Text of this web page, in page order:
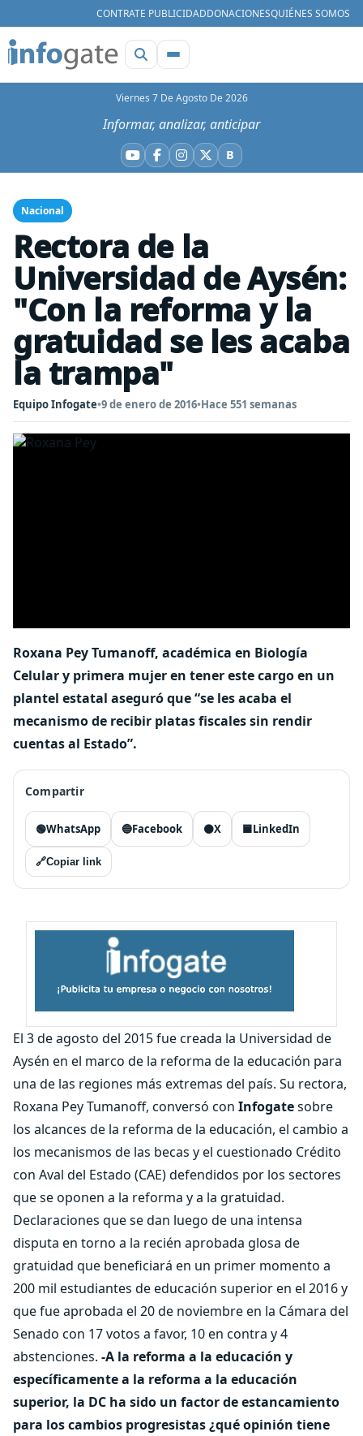
CONTRATE PUBLICIDADDONACIONESQUIÉNES SOMOS
Viernes 7 De Agosto De 2026
Informar, analizar, anticipar
YouTube
Facebook
Instagram
X BBluesky
Nacional
Rectora de la
Universidad de Aysén:
"Con la reforma y la
gratuidad se les acaba
la trampa"
Equipo Infogate•9 de enero de 2016•Hace 551 semanas
Roxana Pey Tumanoff, académica en Biología
Celular y primera mujer en tener este cargo en un
plantel estatal aseguró que “se les acaba el
mecanismo de recibir platas fiscales sin rendir
cuentas al Estado”.
Compartir
🟢WhatsApp 🔵Facebook ⚫X 🟦LinkedIn
🔗Copiar link
El 3 de agosto del 2015 fue creada la Universidad de
Aysén en el marco de la reforma de la educación para
una de las regiones más extremas del país. Su rectora,
Roxana Pey Tumanoff, conversó con Infogatesobre
los alcances de la reforma de la educación, el cambio a
los mecanismos de las becas y el cuestionado Crédito
con Aval del Estado (CAE) defendidos por los sectores
que se oponen a la reforma y a la gratuidad.
Declaraciones que se dan luego de una intensa
disputa en torno a la recién aprobada glosa de
gratuidad que beneficiará en un primer momento a
200 mil estudiantes de educación superior en el 2016 y
que fue aprobada el 20 de noviembre en la Cámara del
Senado con 17 votos a favor, 10 en contra y 4
abstenciones. -A la reforma a la educación y
específicamente a la reforma a la educación
superior, la DC ha sido un factor de estancamiento
para los cambios progresistas ¿qué opinión tiene